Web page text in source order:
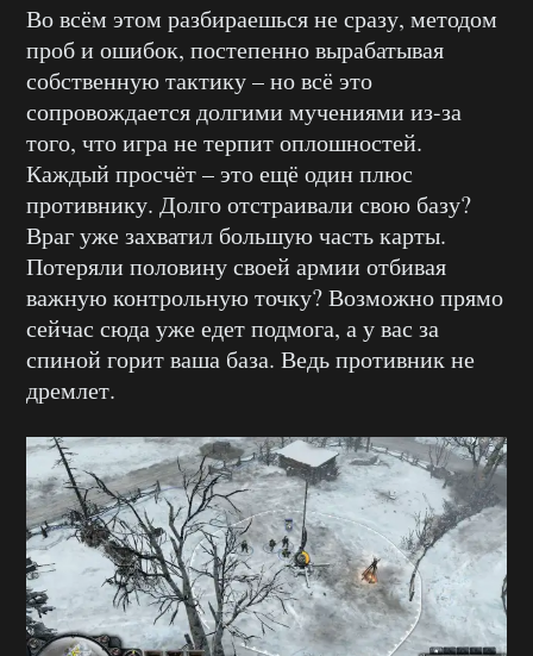
Во всём этом разбираешься не сразу, методом
проб и ошибок, постепенно вырабатывая
собственную тактику – но всё это
сопровождается долгими мучениями из-за
того, что игра не терпит оплошностей.
Каждый просчёт – это ещё один плюс
противнику. Долго отстраивали свою базу?
Враг уже захватил большую часть карты.
Потеряли половину своей армии отбивая
важную контрольную точку? Возможно прямо
сейчас сюда уже едет подмога, а у вас за
спиной горит ваша база. Ведь противник не
дремлет.